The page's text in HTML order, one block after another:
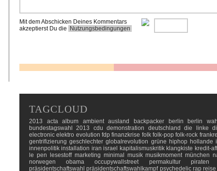
Mit dem Abschicken Deines Kommentars
akzeptierst Du die
Nutzungsbedingungen
TAGCLOUD
2013 acta album ambient ausland backpacker berlin
berlin
bundestagswahl 2013
cdu demonstration deutschland die linke
electronic elektro evolution fdp finanzkrise folk folk-pop folk-rock
gentrifizierung geschlechter globalrevolution grüne hiphop hollande
innenpolitik installation iran israel kapitalismuskritik klangkiste kredit-
le pen
lesestoff marketing minimal musik musikmoment münchen
norwegen
obama occupywallstreet permakultur
piraten
präsidentschaftswahl präsidentschaftswahlkampf psychedelic rap reise